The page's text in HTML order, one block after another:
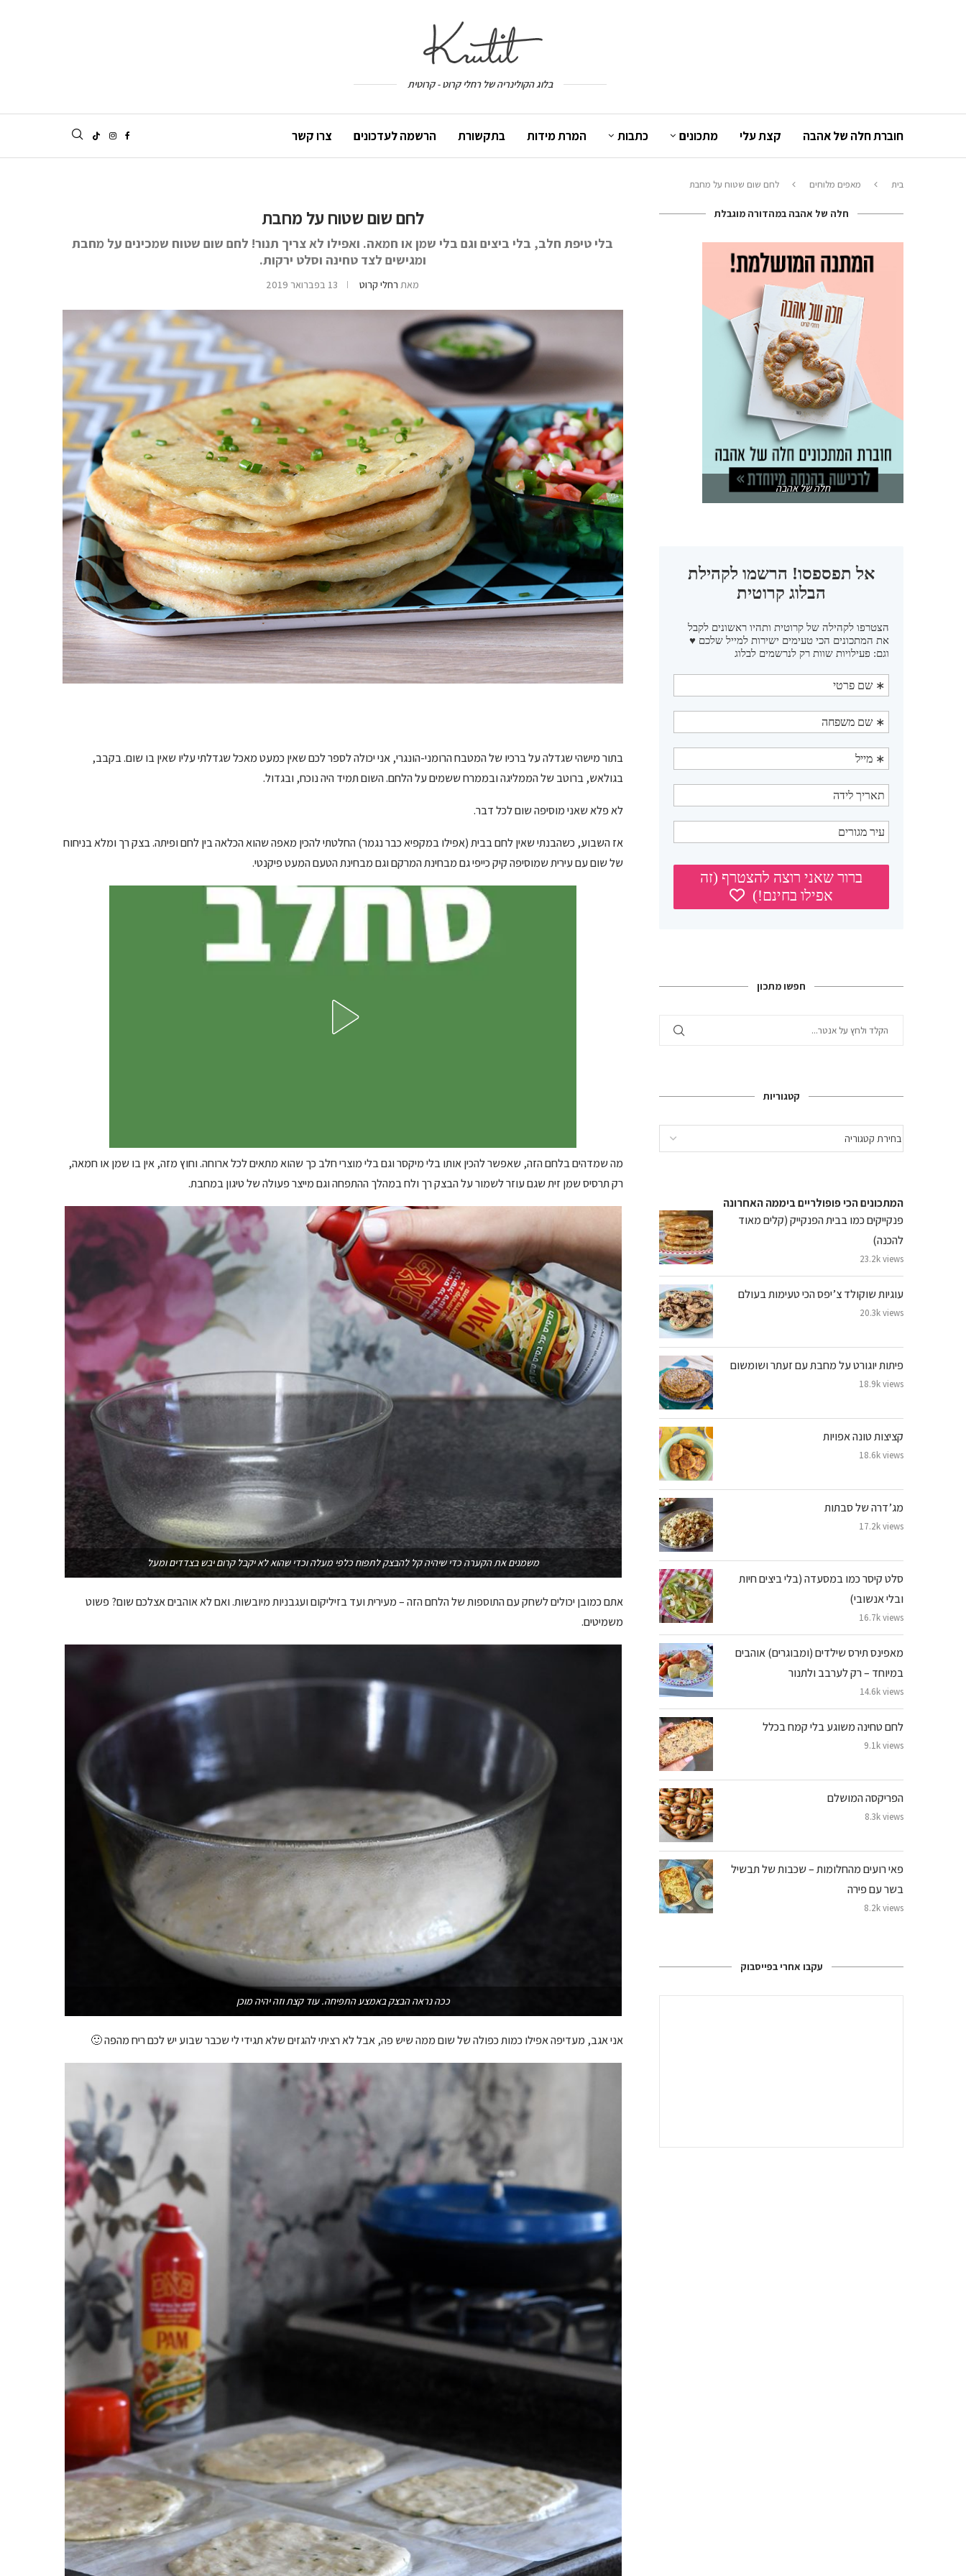
בלוג הקולינריה של רחלי קרוט - קרוטית
חוברת חלה של אהבה קצת עלי מתכונים כתבות המרת מידות בתקשורת הרשמה לעדכונים צרו קשר
בית מאפים מלוחים לחם שום שטוח על מחבת
לחם שום שטוח על מחבת
בלי טיפת חלב, בלי ביצים וגם בלי שמן או חמאה. ואפילו לא צריך תנור! לחם שום שטוח שמכינים על מחבת
ומגישים לצד טחינה וסלט ירקות.
מאת רחלי קרוט 13 בפברואר 2019
בתור מישהי שגדלה על ברכיו של המטבח הרומני-הונגרי, אני יכולה לספר לכם שאין כמעט מאכל שגדלתי עליו שאין בו שום. בקבב,
בגולאש, ברוטב של הממליגה ובממרח ששמים על הלחם. השום תמיד היה נוכח, ובגדול.
לא פלא שאני מוסיפה שום לכל דבר.
אז השבוע, כשהבנתי שאין לחם בבית (אפילו במקפיא כבר נגמר) החלטתי להכין מאפה שהוא הכלאה בין לחם ופיתה. בצק רך ומלא בניחוח
של שום עם עירית שמוסיפה קיק כייפי גם מבחינת המרקם וגם מבחינת הטעם המעט פיקנטי.
מה שמדהים בלחם הזה, שאפשר להכין אותו בלי מיקסר וגם בלי מוצרי חלב כך שהוא מתאים לכל ארוחה. וחוץ מזה, אין בו שמן או חמאה,
רק תרסיס שמן זית שגם עוזר לשמור על הבצק רך ולח במהלך ההתפחה וגם מייצר פעולה של טיגון במחבת.
משמנים את הקערה כדי שיהיה קל להבצק לתפוח כלפי מעלה וכדי שהוא לא יקבל קרום יבש בצדדים ומעל
אתם כמובן יכולים לשחק עם התוספות של הלחם הזה – מעירית ועד בזיליקום ועגבניות מיובשות. ואם לא אוהבים אצלכם שום? פשוט
משמיטים.
ככה נראה הבצק באמצע התפיחה. עוד קצת וזה יהיה מוכן
אני אגב, מעדיפה אפילו כמות כפולה של שום ממה שיש פה, אבל לא רציתי להגזים שלא תגידי לי שכבר שבוע יש לכם ריח מהפה 🙂
חלה של אהבה במהדורה מוגבלת
חלה של אהבה
חפשו מתכון
קטגוריות
המתכונים הכי פופולריים ביממה האחרונה
פנקייקים כמו בבית הפנקייק (קלים מאוד
להכנה)
23.2k views
עוגיות שוקולד צ’יפס הכי טעימות בעולם
20.3k views
פיתות יוגורט על מחבת עם זעתר ושומשום
18.9k views
קציצות טונה אפויות
18.6k views
מג’דרה של סבתות
17.2k views
סלט קיסר כמו במסעדה (בלי ביצים חיות
ובלי אנשובי)
16.7k views
מאפינס תירס שילדים (ומבוגרים) אוהבים
במיוחד – רק לערבב ולתנור
14.6k views
לחם טחינה משוגע בלי קמח בכלל
9.1k views
הפריקסה המושלם
8.3k views
פאי רועים מהחלומות – שכבות של תבשיל
בשר עם פירה
8.2k views
עקבו אחרי בפייסבוק